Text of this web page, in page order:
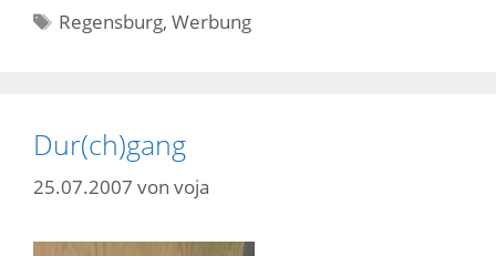
Schlagwörter
Regensburg,Werbung
Dur(ch)gang
25.07.2007 von voja